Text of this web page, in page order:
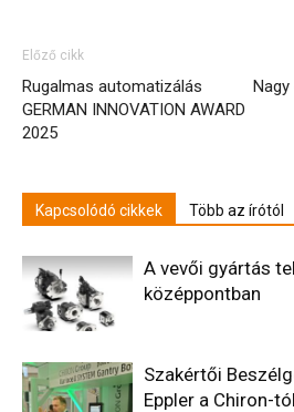
Előző cikk
Rugalmas automatizálás
GERMAN INNOVATION AWARD
2025
Kapcsolódó cikkek Több az írótól
A vevői gyártás
középpontban
Szakértői
Eppler a Chiron-tól